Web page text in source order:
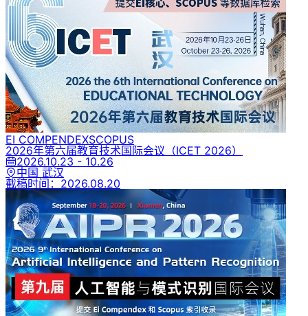
EI COMPENDEXSCOPUS
2026年第六届教育技术国际会议 （ICET 2026）
2026.10.23 - 10.26
中国 武汉
截稿时间： 2026.08.20